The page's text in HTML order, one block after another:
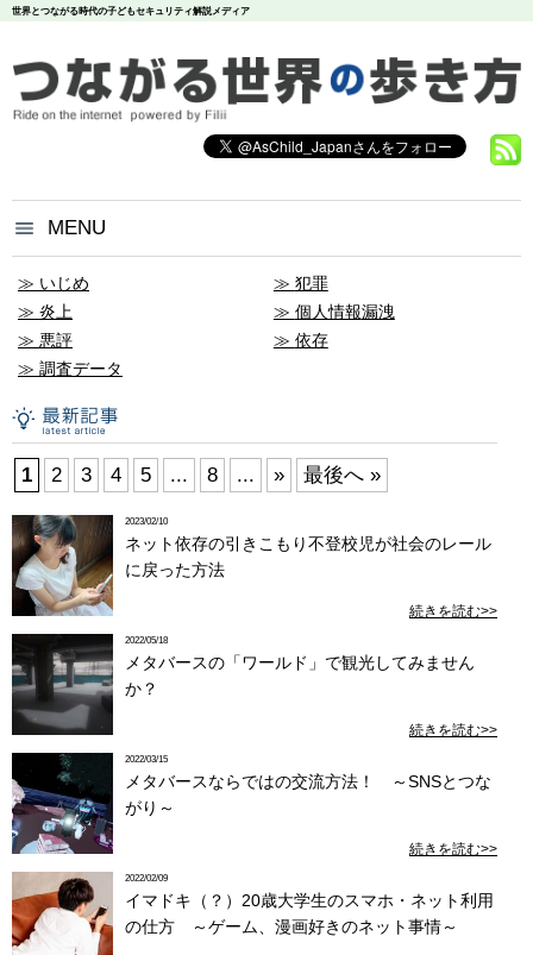
世界とつながる時代の子どもセキュリティ解説メディア
MENU
つながる世界の歩き方とは？
個人情報保護方針
いじめ
犯罪
炎上
個人情報漏洩
悪評
依存
調査データ
1 2 3 4 5 ... 8 ... » 最後へ »
2023/02/10
ネット依存の引きこもり不登校児が社会のレール
に戻った方法
続きを読む>>
2022/05/18
メタバースの「ワールド」で観光してみません
か？
続きを読む>>
2022/03/15
メタバースならではの交流方法！ ～SNSとつな
がり～
続きを読む>>
2022/02/09
イマドキ（？）20歳大学生のスマホ・ネット利用
の仕方 ～ゲーム、漫画好きのネット事情～